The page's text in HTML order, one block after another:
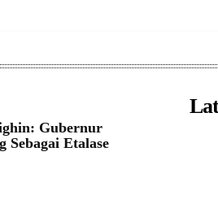
Gubernur
Sebagai Etalase